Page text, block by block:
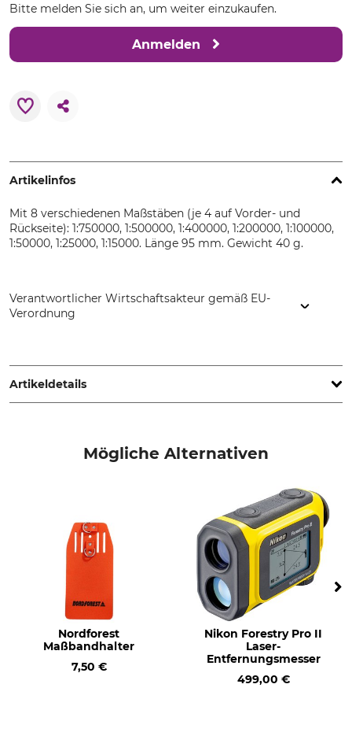
Bitte melden Sie sich an, um weiter einzukaufen.
Anmelden
Artikelinfos
Mit 8 verschiedenen Maßstäben (je 4 auf Vorder- und
Rückseite): 1:750000, 1:500000, 1:400000, 1:200000, 1:100000,
1:50000, 1:25000, 1:15000. Länge 95 mm. Gewicht 40 g.
Verantwortlicher Wirtschaftsakteur gemäß EU-
Verordnung
Sweden, www.silvasweden.com
Artikeldetails
Mögliche Alternativen
Nordforest
Maßbandhalter
7,50 €
Nikon Forestry Pro II
Laser-
Entfernungsmesser
499,00 €